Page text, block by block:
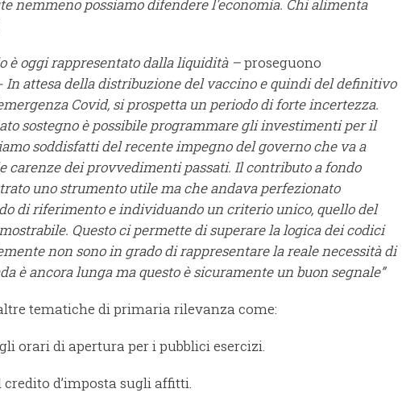
nemmeno possiamo difendere l'economia. Chi alimenta
è oggi rappresentato dalla liquidità –proseguono
- In attesa della distribuzione del vaccino e quindi del definitivo
Covid, si prospetta un periodo di forte incertezza.
sostegno è possibile programmare gli investimenti per il
soddisfatti del recente impegno del governo che va a
carenze dei provvedimenti passati. Il contributo a fondo
uno strumento utile ma che andava perfezionato
di riferimento e individuando un criterio unico, quello del
Questo ci permette di superare la logica dei codici
non sono in grado di rappresentare la reale necessità di
è ancora lunga ma questo è sicuramente un buon segnale”
tematiche di primaria rilevanza come:
orari di apertura per i pubblici esercizi.
d’imposta sugli affitti.